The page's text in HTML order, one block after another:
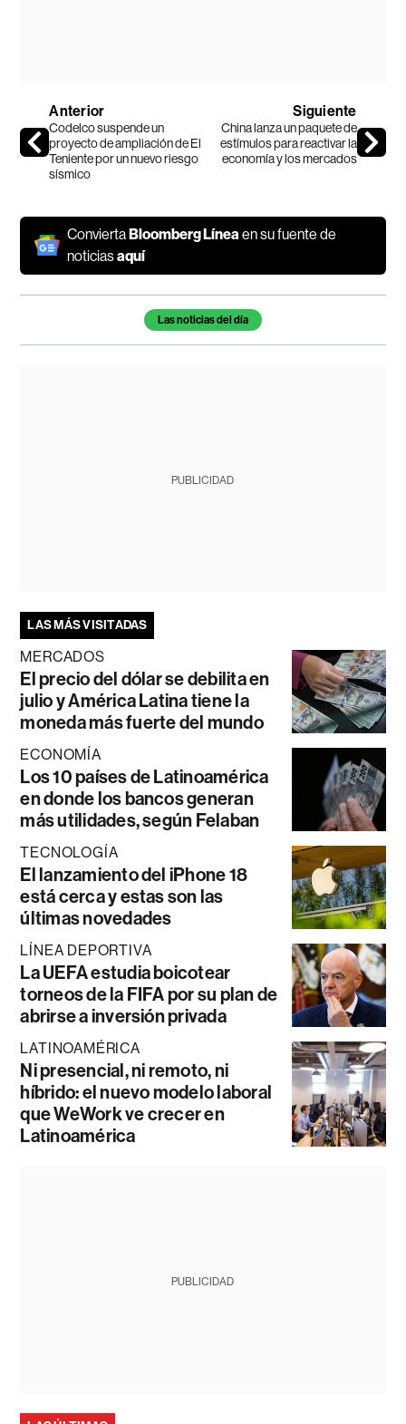
Anterior
Codelco suspende un
proyecto de ampliación de El
Teniente por un nuevo riesgo
sísmico
Siguiente
China lanza un paquete de
estímulos para reactivar la
economía y los mercados
ConviertaBloomberg Línea en su fuente de
noticiasaquí
Temas de este artículoLas noticias del día
PUBLICIDAD
LAS MÁS VISITADAS
MERCADOS
El precio del dólar se debilita en
julio y América Latina tiene la
moneda más fuerte del mundo
ECONOMÍA
Los 10 países de Latinoamérica
en donde los bancos generan
más utilidades, según Felaban
TECNOLOGÍA
El lanzamiento del iPhone 18
está cerca y estas son las
últimas novedades
LÍNEA DEPORTIVA
La UEFA estudia boicotear
torneos de la FIFA por su plan de
abrirse a inversión privada
LATINOAMÉRICA
Ni presencial, ni remoto, ni
híbrido: el nuevo modelo laboral
que WeWork ve crecer en
Latinoamérica
PUBLICIDAD